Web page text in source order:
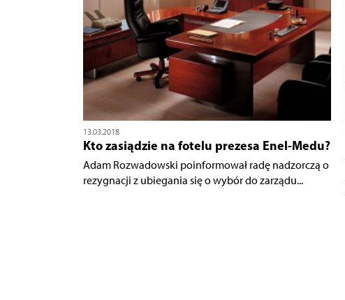
13.03.2018
Kto zasiądzie na fotelu prezesa Enel-Medu?
Adam Rozwadowski poinformował radę nadzorczą o
rezygnacji z ubiegania się o wybór do zarządu...